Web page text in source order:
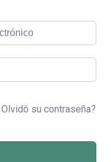
Olvidó su contraseña?